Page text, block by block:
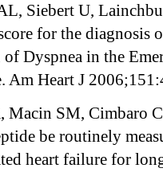
Siebert U,
for the diagnosis
Dyspnea in the
Am Heart J
Macin SM, Cimbaro
be routinely
heart failure for